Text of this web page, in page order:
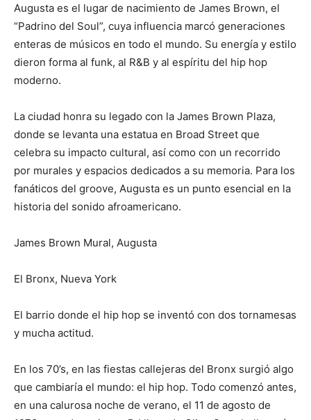
Augusta es el lugar de nacimiento de James Brown, el
“Padrino del Soul”, cuya influencia marcó generaciones
enteras de músicos en todo el mundo. Su energía y estilo
dieron forma al funk, al R&B y al espíritu del hip hop
moderno.
La ciudad honra su legado con la James Brown Plaza,
donde se levanta una estatua en Broad Street que
celebra su impacto cultural, así como con un recorrido
por murales y espacios dedicados a su memoria. Para los
fanáticos del groove, Augusta es un punto esencial en la
historia del sonido afroamericano.
James Brown Mural, Augusta
El Bronx, Nueva York
El barrio donde el hip hop se inventó con dos tornamesas
y mucha actitud.
En los 70’s, en las fiestas callejeras del Bronx surgió algo
que cambiaría el mundo: el hip hop. Todo comenzó antes,
en una calurosa noche de verano, el 11 de agosto de